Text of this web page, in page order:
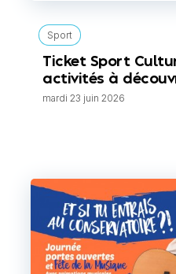
Sport
Ticket Sport
activités à
mardi 23 juin 2026